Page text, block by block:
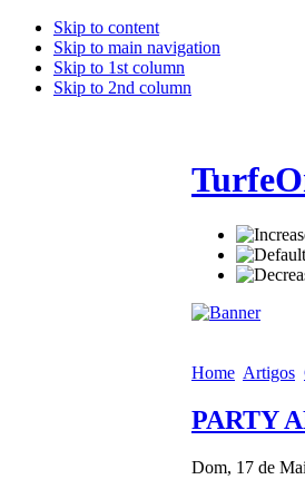
Skip to content
Skip to main navigation
Skip to 1st column
Skip to 2nd column
Home Artigos
PARTY
Dom, 17 de